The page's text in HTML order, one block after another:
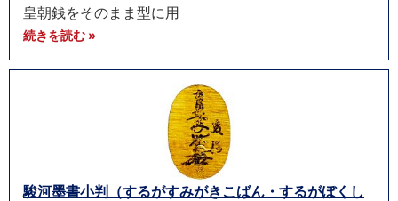
皇朝銭をそのまま型に用
続きを読む »
駿河墨書小判（するがすみがきこばん・するがぼくし